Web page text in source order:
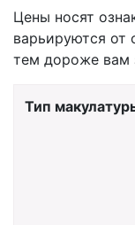
Цены носят
варьируются от
тем дороже вам
Тип